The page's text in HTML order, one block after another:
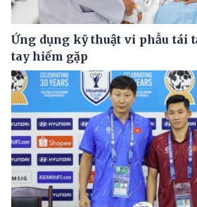
Ứng dụng kỹ thuật vi phẫu tái
tay hiếm gặp